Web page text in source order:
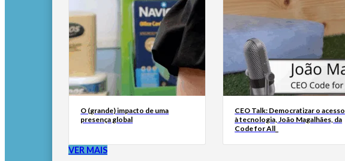
O (grande) impacto de uma
presença global
CEO Talk: Democratizar o acesso
à tecnologia, João Magalhães, da
Code for All_
VER MAIS